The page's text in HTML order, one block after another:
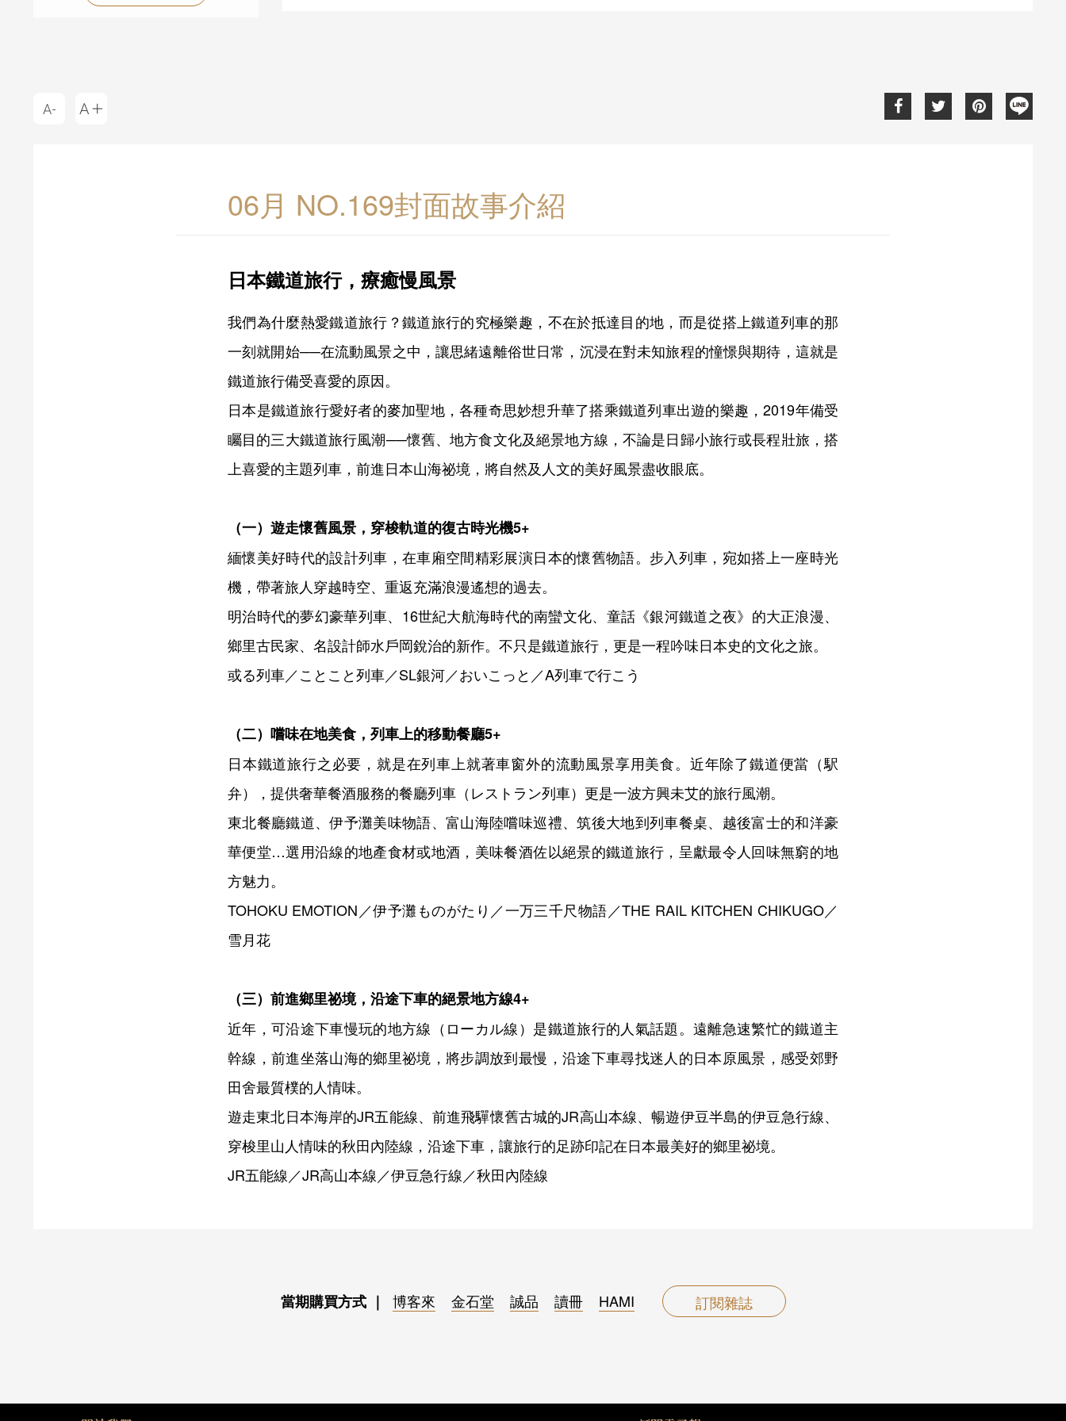
06月 NO.169封面故事介紹
日本鐵道旅行，療癒慢風景
我們為什麼熱愛鐵道旅行？鐵道旅行的究極樂趣，不在於抵達目的地，而是從搭上鐵道列車的那
一刻就開始──在流動風景之中，讓思緒遠離俗世日常，沉浸在對未知旅程的憧憬與期待，這就是
鐵道旅行備受喜愛的原因。
日本是鐵道旅行愛好者的麥加聖地，各種奇思妙想升華了搭乘鐵道列車出遊的樂趣，2019年備受
矚目的三大鐵道旅行風潮──懷舊、地方食文化及絕景地方線，不論是日歸小旅行或長程壯旅，搭
上喜愛的主題列車，前進日本山海祕境，將自然及人文的美好風景盡收眼底。
（一） 遊走懷舊風景，穿梭軌道的復古時光機5+
緬懷美好時代的設計列車，在車廂空間精彩展演日本的懷舊物語。步入列車，宛如搭上一座時光
機，帶著旅人穿越時空、重返充滿浪漫遙想的過去。
明治時代的夢幻豪華列車、16世紀大航海時代的南蠻文化、童話《銀河鐵道之夜》的大正浪漫、
鄉里古民家、名設計師水戶岡銳治的新作。不只是鐵道旅行，更是一程吟味日本史的文化之旅。
或る列車／ことこと列車／SL銀河／おいこっと／A列車で行こう
（二） 嚐味在地美食，列車上的移動餐廳5+
日本鐵道旅行之必要，就是在列車上就著車窗外的流動風景享用美食。近年除了鐵道便當（駅
弁），提供奢華餐酒服務的餐廳列車（レストラン列車）更是一波方興未艾的旅行風潮。
東北餐廳鐵道、伊予灘美味物語、富山海陸嚐味巡禮、筑後大地到列車餐桌、越後富士的和洋豪
華便堂…選用沿線的地產食材或地酒，美味餐酒佐以絕景的鐵道旅行，呈獻最令人回味無窮的地
方魅力。
TOHOKU EMOTION／伊予灘ものがたり／一万三千尺物語／THE RAIL KITCHEN CHIKUGO／
雪月花
（三） 前進鄉里祕境，沿途下車的絕景地方線4+
近年，可沿途下車慢玩的地方線（ローカル線）是鐵道旅行的人氣話題。遠離急速繁忙的鐵道主
幹線，前進坐落山海的鄉里祕境，將步調放到最慢，沿途下車尋找迷人的日本原風景，感受郊野
田舍最質樸的人情味。
遊走東北日本海岸的JR五能線、前進飛驒懷舊古城的JR高山本線、暢遊伊豆半島的伊豆急行線、
穿梭里山人情味的秋田內陸線，沿途下車，讓旅行的足跡印記在日本最美好的鄉里祕境。
JR五能線／JR高山本線／伊豆急行線／秋田內陸線
當期購買方式 ｜ 博客來 金石堂 誠品 讀冊 HAMI 訂閱雜誌